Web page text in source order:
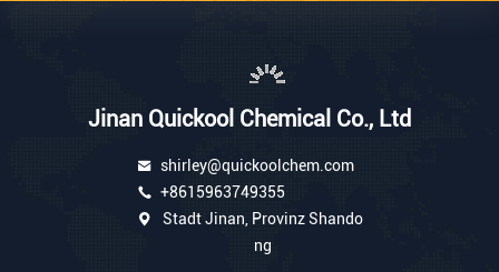
Jinan Quickool Chemical Co., Ltd
shirley@quickoolchem.com
+8615963749355
Stadt Jinan, Provinz Shando
ng